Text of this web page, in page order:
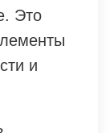
Это
и